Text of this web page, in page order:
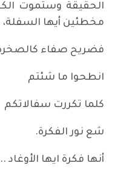
الحقيقة وستموت
مخطئين أيها السفلة،
فضريح صفاء
انطحوا ما شئتم
كلما تكررت سفالاتكم
شع نور الفكرة.
أنها فكرة ايها الأوغاد